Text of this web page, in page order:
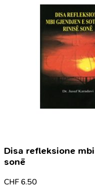
Disa refleksione
sonë
CHF 6.50